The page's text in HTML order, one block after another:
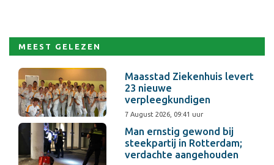
MEEST GELEZEN
Maasstad Ziekenhuis levert
23 nieuwe
verpleegkundigen
7 August 2026, 09:41 uur
Man ernstig gewond bij
steekpartij in Rotterdam;
verdachte aangehouden